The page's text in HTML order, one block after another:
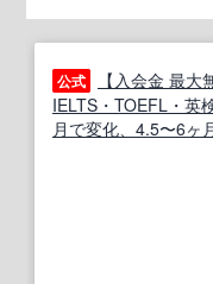
公式
【入会金 最大
IELTS・TOEFL・英
月で変化、4.5〜6ヶ